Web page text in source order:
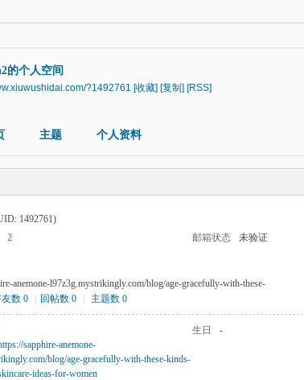
的个人空间
?1492761 [收藏] [复制] [RSS]
主题 个人资料
1492761)
2 邮箱状态 未验证
anemone-l97z3g.mystrikingly.com/blog/age-gracefully-with-these-
数 0 回帖数 0 主题数 0
生日
-
sapphire-anemone-
blog/age-gracefully-with-these-kinds-
ideas-for-women